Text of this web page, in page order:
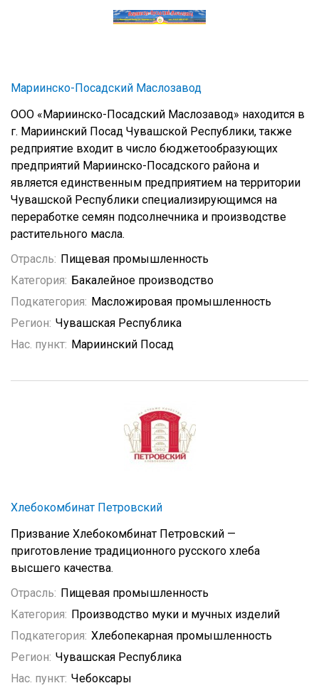
Мариинско-Посадский Маслозавод
ООО «Мариинско-Посадский Маслозавод» находится в
г. Мариинский Посад Чувашской Республики, также
редприятие входит в число бюджетообразующих
предприятий Мариинско-Посадского района и
является единственным предприятием на территории
Чувашской Республики специализирующимся на
переработке семян подсолнечника и производстве
растительного масла.
Отрасль: Пищевая промышленность
Категория: Бакалейное производство
Подкатегория: Масложировая промышленность
Регион: Чувашская Республика
Нас. пункт: Мариинский Посад
Хлебокомбинат Петровский
Призвание Хлебокомбинат Петровский —
приготовление традиционного русского хлеба
высшего качества.
Отрасль: Пищевая промышленность
Категория: Производство муки и мучных изделий
Подкатегория: Хлебопекарная промышленность
Регион: Чувашская Республика
Нас. пункт: Чебоксары